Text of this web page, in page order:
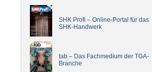
SHK Profi – Online-Portal für das
SHK-Handwerk
tab – Das Fachmedium der TGA-
Branche